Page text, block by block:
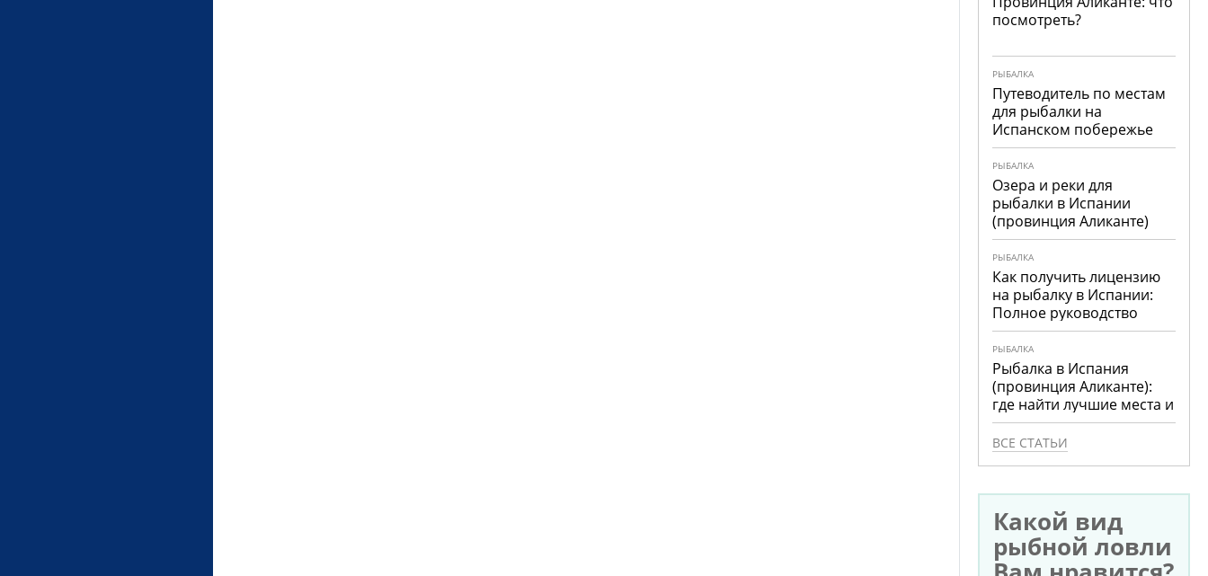
посмотреть?
РЫБАЛКА
Путеводитель по местам
для рыбалки на
Испанском побережье
РЫБАЛКА
Озера и реки для
рыбалки в Испании
(провинция Аликанте)
РЫБАЛКА
Как получить лицензию
на рыбалку в Испании:
Полное руководство
РЫБАЛКА
Рыбалка в Испания
(провинция Аликанте):
где найти лучшие места и
что ловить
ВСЕ СТАТЬИ
Какой вид
рыбной ловли